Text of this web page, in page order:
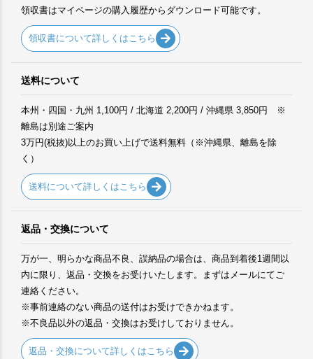
領収書はマイページの購入履歴からダウンロード可能です。
領収書について詳しくはこちら
送料について
本州・四国・九州 1,100円 / 北海道 2,200円 / 沖縄県 3,850円 ※
離島は別途ご案内
3万円(税抜)以上のお買い上げで送料無料（※沖縄県、離島を除
く）
送料について詳しくはこちら
返品・交換について
万が一、明らかな商品不良、誤納品の場合は、商品到着後1週間以
内に限り、返品・交換をお受けいたします。まずはメールにてご
連絡ください。
※事前連絡のない商品の送付はお受けできかねます。
※不良品以外の返品・交換はお受けしておりません。
返品・交換について詳しくはこちら